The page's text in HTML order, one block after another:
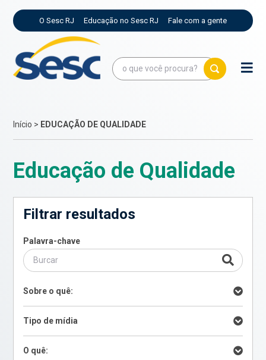
O Sesc RJ Educação no Sesc RJ Fale com a gente
Início > EDUCAÇÃO DE QUALIDADE
Educação de Qualidade
Filtrar resultados
Palavra-chave
Sobre o quê:
Tipo de mídia
O quê: